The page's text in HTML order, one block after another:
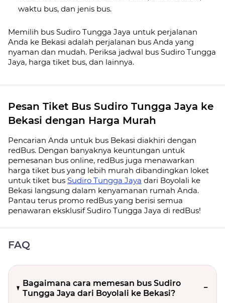
waktu bus, dan jenis bus.
Memilih bus Sudiro Tungga Jaya untuk perjalanan
Anda ke Bekasi adalah perjalanan bus Anda yang
nyaman dan mudah. Periksa jadwal bus Sudiro Tungga
Jaya, harga tiket bus, dan lainnya.
Pesan Tiket Bus Sudiro Tungga Jaya ke
Bekasi dengan Harga Murah
Pencarian Anda untuk bus Bekasi diakhiri dengan
redBus. Dengan banyaknya keuntungan untuk
pemesanan bus online, redBus juga menawarkan
harga tiket bus yang lebih murah dibandingkan loket
untuk tiket bus Sudiro Tungga Jaya dari Boyolali ke
Bekasi langsung dalam kenyamanan rumah Anda.
Pantau terus promo redBus yang berisi semua
penawaran eksklusif Sudiro Tungga Jaya di redBus!
FAQ
Bagaimana cara memesan bus Sudiro
Tungga Jaya dari Boyolali ke Bekasi?